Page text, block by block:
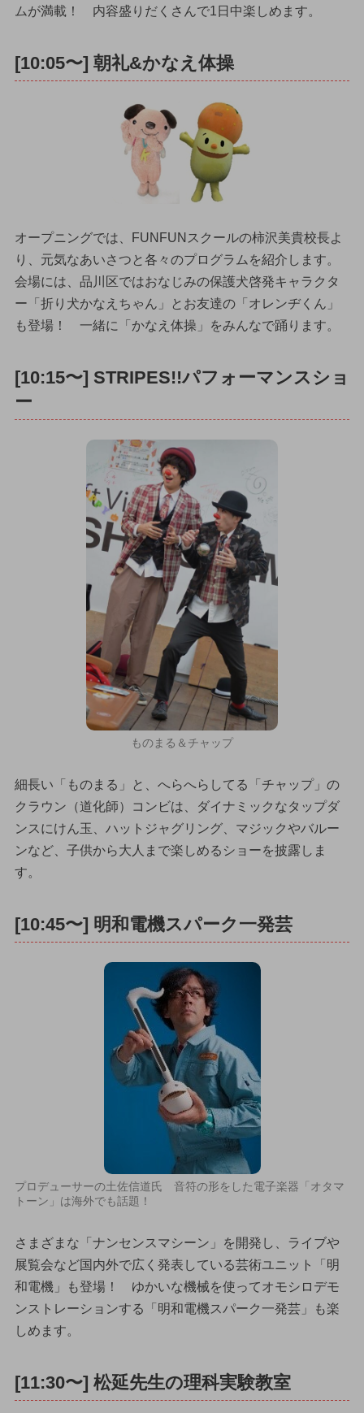
ムが満載！ 内容盛りだくさんで1日中楽しめます。
[10:05〜] 朝礼&かなえ体操
オープニングでは、FUNFUNスクールの柿沢美貴校長よ
り、元気なあいさつと各々のプログラムを紹介します。
会場には、品川区ではおなじみの保護犬啓発キャラクタ
ー「折り犬かなえちゃん」とお友達の「オレンヂくん」
も登場！ 一緒に「かなえ体操」をみんなで踊ります。
[10:15〜] STRIPES!!パフォーマンスショ
ー
ものまる＆チャップ
細長い「ものまる」と、へらへらしてる「チャップ」の
クラウン（道化師）コンビは、ダイナミックなタップダ
ンスにけん玉、ハットジャグリング、マジックやバルー
ンなど、子供から大人まで楽しめるショーを披露しま
す。
[10:45〜] 明和電機スパーク一発芸
プロデューサーの土佐信道氏 音符の形をした電子楽器「オタマ
トーン」は海外でも話題！
さまざまな「ナンセンスマシーン」を開発し、ライブや
展覧会など国内外で広く発表している芸術ユニット「明
和電機」も登場！ ゆかいな機械を使ってオモシロデモ
ンストレーションする「明和電機スパーク一発芸」も楽
しめます。
[11:30〜] 松延先生の理科実験教室